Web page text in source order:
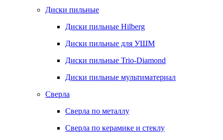
Диски пильные
Диски пильные Hilberg
Диски пильные для УШМ
Диски пильные Trio-Diamond
Диски пильные мультиматериал
Сверла
Сверла по металлу
Сверла по керамике и стеклу